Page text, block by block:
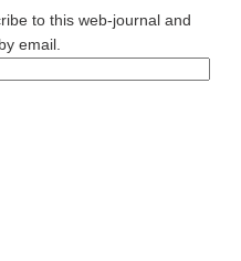
to this web-journal and
email.